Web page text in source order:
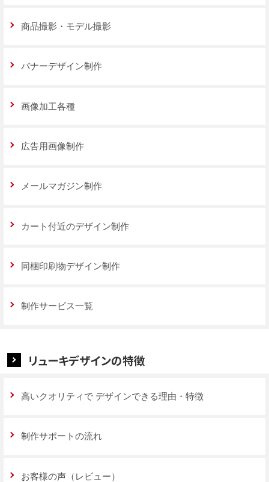
商品撮影・モデル撮影
バナーデザイン制作
画像加工各種
広告用画像制作
メールマガジン制作
カート付近のデザイン制作
同梱印刷物デザイン制作
制作サービス一覧
リューキデザインの特徴
高いクオリティで デザインできる理由・特徴
制作サポートの流れ
お客様の声（レビュー）